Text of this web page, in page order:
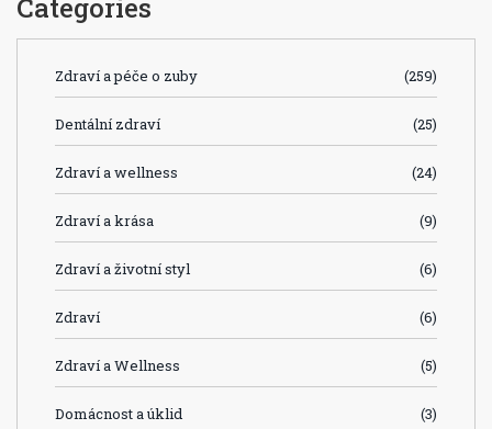
Categories
Zdraví a péče o zuby (259)
Dentální zdraví (25)
Zdraví a wellness (24)
Zdraví a krása (9)
Zdraví a životní styl (6)
Zdraví (6)
Zdraví a Wellness (5)
Domácnost a úklid (3)